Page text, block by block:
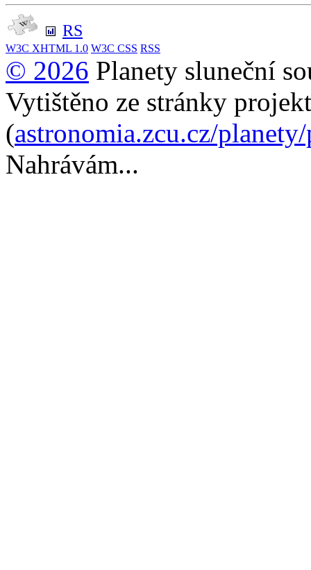
RS
W3C XHTML 1.0 W3C CSS RSS
© 2026 Planety sluneční
Vytištěno ze stránky
(astronomia.zcu.cz/
Nahrávám...